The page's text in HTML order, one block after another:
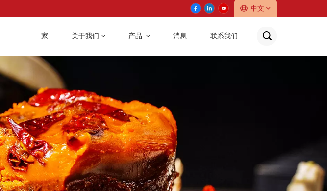
中文
家 关于我们 产品 消息 联系我们